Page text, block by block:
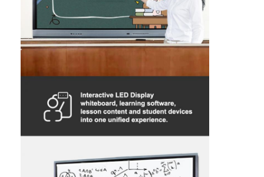
ভিজ্যুয়ালাইজার ডকুমেন্ট ক্যামেরা
প্রজেক্টর
টাওয়ার স্ক্রিন কিওস্কে
ডিজিটাল সাইনেজ
ডিজিটাল বিজ্ঞাপন মনিটর